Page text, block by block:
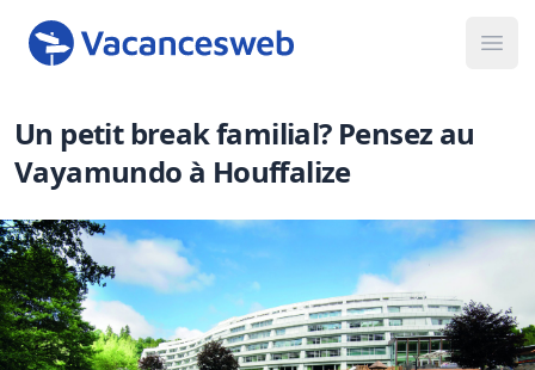
Un petit break familial? Pensez au
Vayamundo à Houffalize